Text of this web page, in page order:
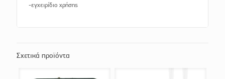
-εγχειρίδιο χρήσης
Σχετικά προϊόντα